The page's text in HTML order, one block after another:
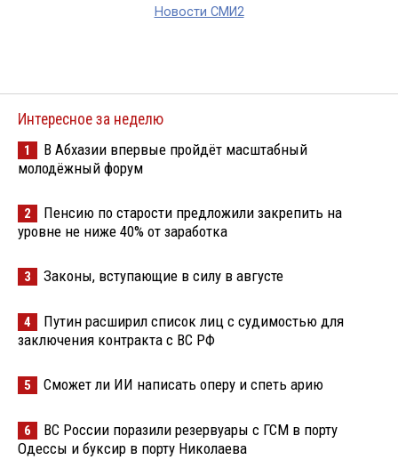
Новости СМИ2
Интересное за неделю
1
В Абхазии впервые пройдёт масштабный
молодёжный форум
2
Пенсию по старости предложили закрепить на
уровне не ниже 40% от заработка
3 Законы, вступающие в силу в августе
4
Путин расширил список лиц с судимостью для
заключения контракта с ВС РФ
5 Сможет ли ИИ написать оперу и спеть арию
6
ВС России поразили резервуары с ГСМ в порту
Одессы и буксир в порту Николаева